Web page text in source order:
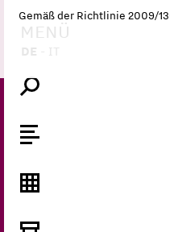
MENÜ
DE - IT
Gemäß der Richtlinie 2009/